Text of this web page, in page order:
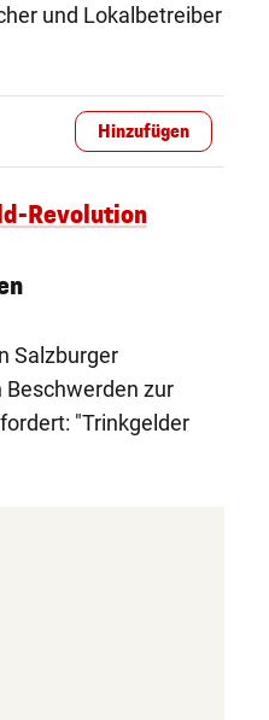
und Lokalbetreiber
Hinzufügen
Revolution
Salzburger
zur
"Trinkgelder